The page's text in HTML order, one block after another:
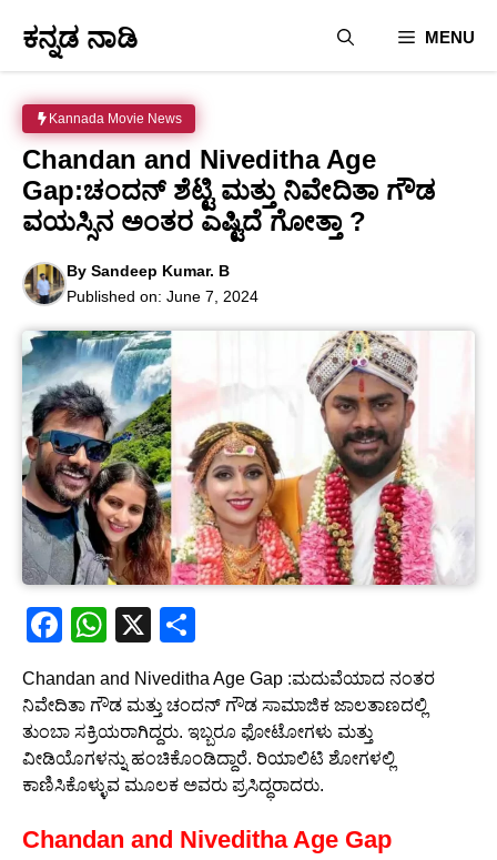
content
ಕನ್ನಡ ನಾಡಿ MENU
Kannada Movie News
Chandan and Niveditha Age
Gap:ಚಂದನ್ ಶೆಟ್ಟಿ ಮತ್ತು ನಿವೇದಿತಾ ಗೌಡ
ವಯಸ್ಸಿನ ಅಂತರ ಎಷ್ಟಿದೆ ಗೋತ್ತಾ ?
By Sandeep Kumar. B
Published on: June 7, 2024
F
a
c
e
b
o
o
W
at
s
A
p
p
X
ar
e
Chandan and Niveditha Age Gap :ಮದುವೆಯಾದ ನಂತರ
ನಿವೇದಿತಾ ಗೌಡ ಮತ್ತು ಚಂದನ್ ಗೌಡ ಸಾಮಾಜಿಕ ಜಾಲತಾಣದಲ್ಲಿ
ತುಂಬಾ ಸಕ್ರಿಯರಾಗಿದ್ದರು. ಇಬ್ಬರೂ ಫೋಟೋಗಳು ಮತ್ತು
ವೀಡಿಯೊಗಳನ್ನು ಹಂಚಿಕೊಂಡಿದ್ದಾರೆ. ರಿಯಾಲಿಟಿ ಶೋಗಳಲ್ಲಿ
ಕಾಣಿಸಿಕೊಳ್ಳುವ ಮೂಲಕ ಅವರು ಪ್ರಸಿದ್ಧರಾದರು.
Chandan and Niveditha Age Gap